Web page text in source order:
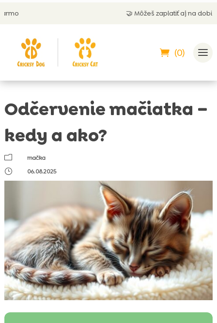
🤝 Môžeš zaplatiť aj na dobierku
(0)
Odčervenie mačiatka –
kedy a ako?
m
mačka
}
06.08.2025